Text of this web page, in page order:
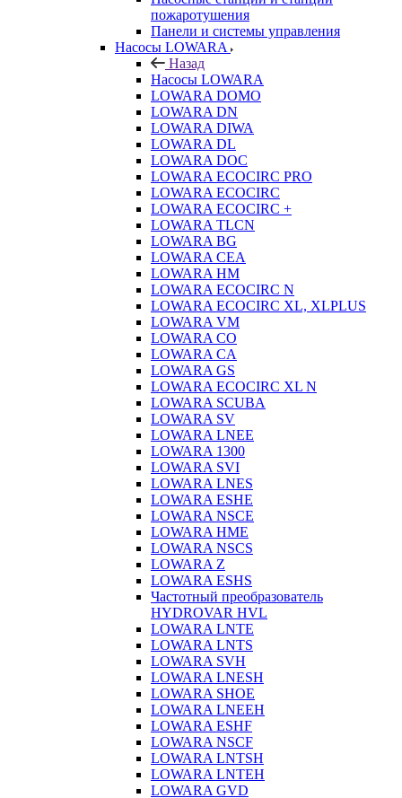
пожаротушения
Панели и системы управления
Насосы LOWARA
Назад
Насосы LOWARA
LOWARA DOMO
LOWARA DN
LOWARA DIWA
LOWARA DL
LOWARA DOC
LOWARA ECOCIRC PRO
LOWARA ECOCIRC
LOWARA ECOCIRC +
LOWARA TLCN
LOWARA BG
LOWARA CEA
LOWARA HM
LOWARA ECOCIRC N
LOWARA ECOCIRC XL, XLPLUS
LOWARA VM
LOWARA CO
LOWARA CA
LOWARA GS
LOWARA ECOCIRC XL N
LOWARA SCUBA
LOWARA SV
LOWARA LNEE
LOWARA 1300
LOWARA SVI
LOWARA LNES
LOWARA ESHE
LOWARA NSCE
LOWARA HME
LOWARA NSCS
LOWARA Z
LOWARA ESHS
Частотный преобразователь
HYDROVAR HVL
LOWARA LNTE
LOWARA LNTS
LOWARA SVH
LOWARA LNESH
LOWARA SHOE
LOWARA LNEEH
LOWARA ESHF
LOWARA NSCF
LOWARA LNTSH
LOWARA LNTEH
LOWARA GVD